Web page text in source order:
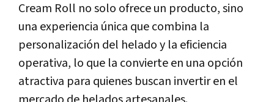
Cream Roll no solo ofrece un producto, sino
una experiencia única que combina la
personalización del helado y la eficiencia
operativa, lo que la convierte en una opción
atractiva para quienes buscan invertir en el